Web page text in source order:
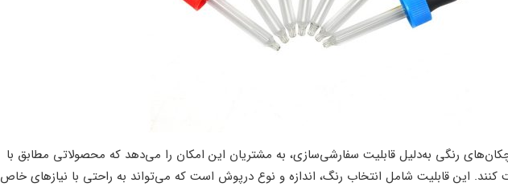
چکان‌های رنگی به‌دلیل قابلیت سفارشی‌سازی، به مشتریان این امکان را می‌دهد که محصولاتی مطابق با
این قابلیت شامل انتخاب رنگ، اندازه و نوع درپوش است که می‌تواند به راحتی با نیازهای خاص